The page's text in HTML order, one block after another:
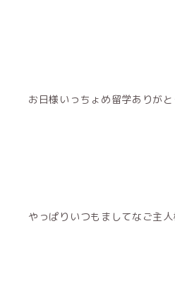
お日様いっちょめ留学ありが
やっぱりいつもましてなご主